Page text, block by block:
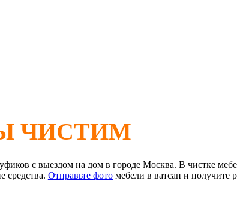
ЧИСТИМ
с выездом на дом в городе Москва. В чистке
средства. Отправьте фотомебели в ватсап и получите